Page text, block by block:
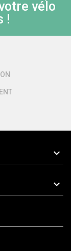
vélo
!

